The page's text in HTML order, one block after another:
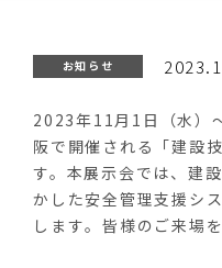
お知らせ
2023年11月1日（水）
阪で開催される「建設
す。本展示会では、建
かした安全管理支援シ
します。皆様のご来場